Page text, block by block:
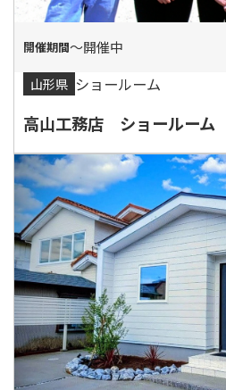
〜開催中
山形県 ショールーム
高山工務店 ショールーム